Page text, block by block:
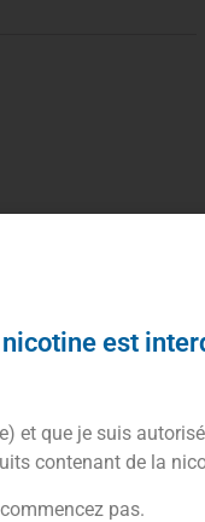
qui vous
est
et que je suis
contenant de la
pas.